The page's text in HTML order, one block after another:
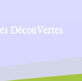
DécouVertes